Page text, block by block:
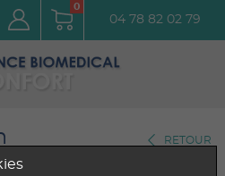
0
04 78 82 02 79
RETOUR